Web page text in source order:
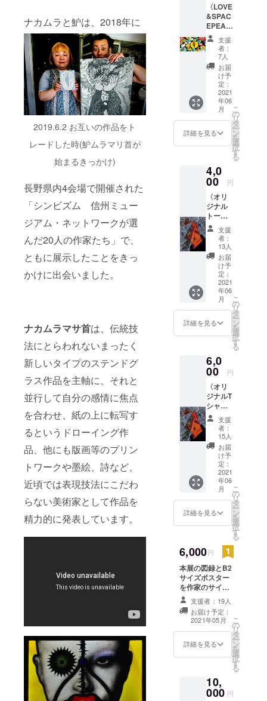
ナカムラと魲は、2018年に
2019.6.2 お互いの作品をト
レードした時(魲ムラマリ首が
始まるきっかけ)
長野県内4会場で開催された
「シンビズム 信州ミュー
ジアム・ネットワークが選
んだ20人の作家たち」で、
ともに展示したことをきっ
かけに出会いました。
ナカムラマサ首は、伝統技
法にとらわれないまったく
新しいタイプのステンドグ
ラス作品を主軸に、それと
並行して自分の感情に焦点
を合わせ、紙の上に転写す
るというドローイング作
品、他にも版画等のプリン
トワークや墨絵、詩など、
近頃では表現技法にこだわ
らない美術家として作品を
精力的に発表しています。
〈LOVE
&SPAC
EPEAC
E缶バッ
ジ〉 同
時開催
する「2
人展
（仮）
」の出
展アー
ティス
ト
LOVE&
SPACE
PEACE
プリン
トした
今回の
クラウ
ドファ
ンディ
ングオ
リジナ
ル缶
バッ
ジ。デ
ザイン
は今回
のリ
ターン
品限定
の為、
ジ写真
と異な
りま
す。（5
月～6月
に配送
予定で
す）※送
料込み
支援
者：
7人
お届
け予
定：
2021
年06
月
詳細を見る
こ
の
リ
タ
ー
ン
を
選
択
す
る
4,0
00 円
〈オリ
ジナル
トート
バッ
グ〉
「魲ム
ラマリ
首園」
のオリ
ジナル
グッズ
として
制作し
ます。
実際の
絵柄は
ジ写真
と異な
る場合
があ
り、リ
ターン
品のオ
リジナ
ルグッ
ズはデ
ザイン
が決ま
り次
第、随
時アッ
プさせ
ていた
ウド
ファン
ディン
グ終了
後に制
作する
ため５
～６月
に配送
す）※送
料込み
支援
者：
13人
お届
け予
定：
2021
年06
月
詳細を見る
こ
の
リ
タ
ー
ン
を
選
択
す
る
6,0
00 円
〈オリ
ジナルT
シャ
ツ〉
「魲ム
ラマリ
首園」
オリジ
ナル
グッズ
として
制作し
ます。
実際の
絵柄は
イメー
と異な
る場合
があ
り、リ
ターン
品のオ
リジナ
ルグッ
ズはデ
ザイン
が決ま
プさせ
ていた
支援
者：
15人
お届
け予
定：
2021
年06
月
詳細を見る
こ
の
リ
タ
ー
ン
を
選
択
す
る
6,000円
本展の図録とB2
サイズポスター
を作家のサイン
入りでお送りし
ます。（5月に配
送予定です）※送
料込み 図録の制
作は今回の展覧
会にフォトグラ
ザインはビジュ
アルデザインの
支援者：19人
お届け予定：
2021年05月
詳細を見る
こ
の
リ
タ
ー
ン
を
選
択
す
る
10,
000 円